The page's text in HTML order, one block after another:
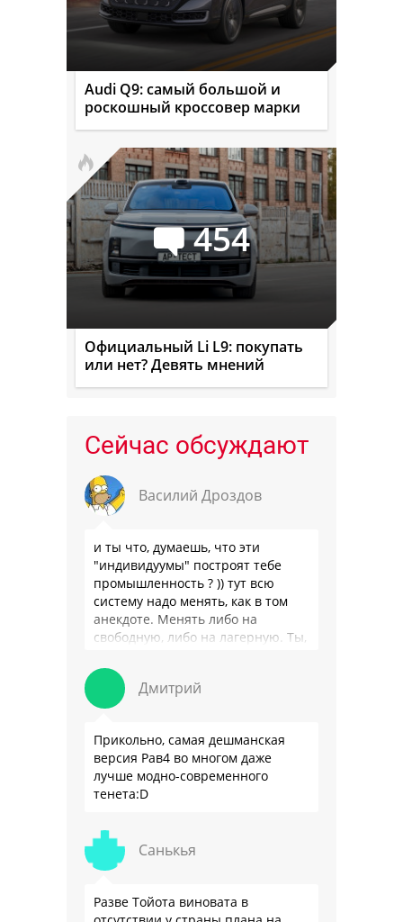
Audi Q9: самый большой и
роскошный кроссовер марки
454
Официальный Li L9: покупать
или нет? Девять мнений
Сейчас обсуждают
Василий Дроздов
и ты что, думаешь, что эти
"индивидуумы" построят тебе
промышленность ? )) тут всю
систему надо менять, как в том
анекдоте. Менять либо на
свободную, либо на лагерную. Ты,
Дмитрий
Прикольно, самая дешманская
версия Рав4 во многом даже
лучше модно-современного
тенета:D
Санькья
Разве Тойота виновата в